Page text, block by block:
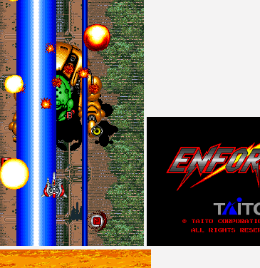
[GK] Minecraft et ses «
[GK] Beast of
[GK] Ubisoft : fin de partie
[GK] Mémoire cash -
[GK] Dan Houser (GTA)
[GK] Comment EA Sports
[GK] Crimson Moon : un
[GK] Isle of Reveries : le
[GK] Moonlighter 2 : The
[GK] Capcom relance
[GK] Le beat'em up The
[GK] Endless Legend 2 :
[LS] [PS5] Le WebKit